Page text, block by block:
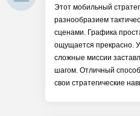
Этот мобильный
разнообразием
сценами. Графика
ощущается прекрасно.
сложные миссии
шагом. Отличный
свои стратегические